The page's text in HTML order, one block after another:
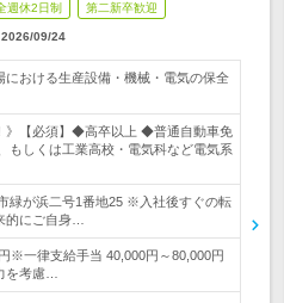
週休2日制 第二新卒歓迎
2026/09/24
における生産設備・機械・電気の保全
》【必須】◆高卒以上 ◆普通自動車免
もしくは工業高校・電気科など電気系
緑が浜二号1番地25 ※入社後すぐの転
的にご自身…
※一律支給手当 40,000円～80,000円
を考慮…